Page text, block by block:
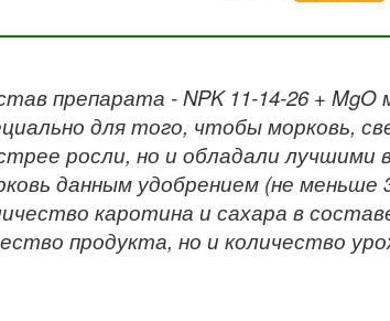
препарата - NPK 11-14-26 +
для того, чтобы морковь,
росли, но и обладали лучшими
данным удобрением (не меньше
каротина и сахара в
продукта, но и количество